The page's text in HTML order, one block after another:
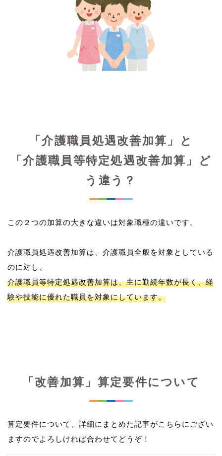
「介護職員処遇改善加算」と
「介護職員等特定処遇改善加算」ど
う違う？
この２つの加算の大きな違いは対象職種の違いです。
介護職員処遇改善加算は、介護職員全般を対象としている
介護職員等特定処遇改善加算は、主に勤続年数が長く、経
験や技能に優れた職員を対象にしています。
「改善加算」算定要件について
算定要件について、詳細にまとめた記事がこちらにござい
ますのでよろしければ合わせてどうぞ！